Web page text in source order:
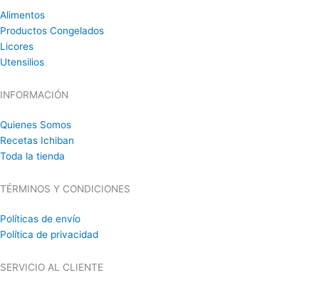
Alimentos
Productos Congelados
Licores
Utensilios
INFORMACIÓN
Quienes Somos
Recetas Ichiban
Toda la tienda
TÉRMINOS Y CONDICIONES
Políticas de envío
Política de privacidad
SERVICIO AL CLIENTE